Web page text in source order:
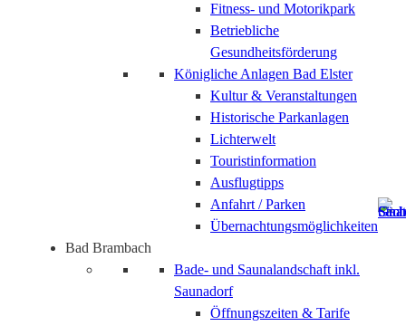
Fitness- und Motorikpark
Betriebliche
Gesundheitsförderung
Königliche Anlagen Bad Elster
Kultur & Veranstaltungen
Historische Parkanlagen
Lichterwelt
Touristinformation
Ausflugtipps
Anfahrt / Parken
Übernachtungsmöglichkeiten
Bad Brambach
Bade- und Saunalandschaft inkl.
Saunadorf
Öffnungszeiten & Tarife